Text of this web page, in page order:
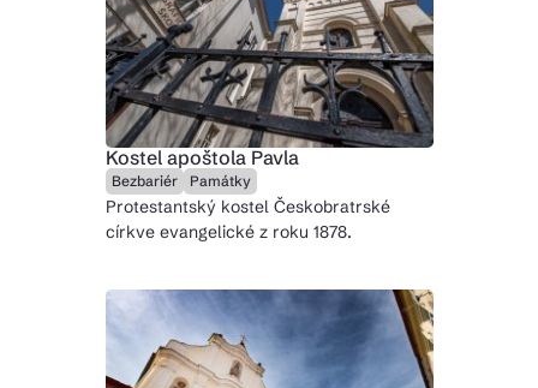
Kostel apoštola Pavla
Bezbariér Památky
Protestantský kostel Českobratrské
církve evangelické z roku 1878.